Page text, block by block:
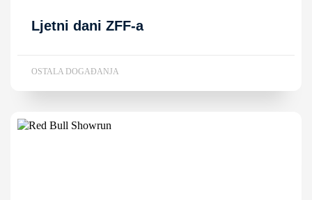
Ljetni dani ZFF-a
OSTALA DOGAĐANJA